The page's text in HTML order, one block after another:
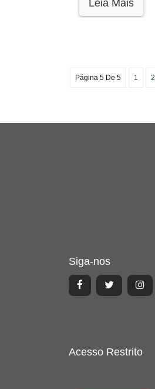
Leia Mais
Página 5 De 5 1 2
Siga-nos
Acesso Restrito